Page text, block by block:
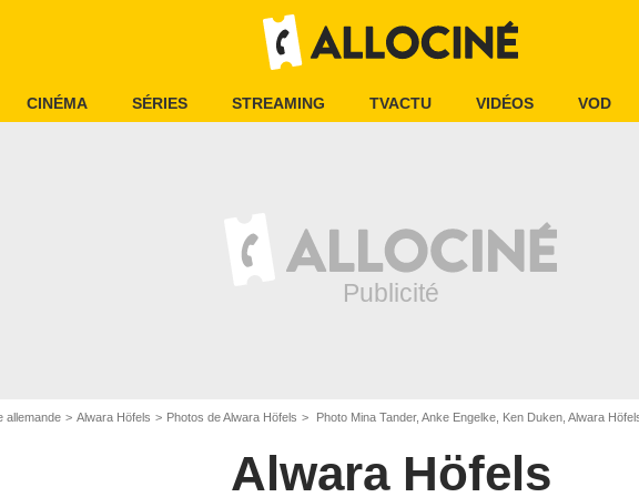
CINÉMA SÉRIES STREAMING TVACTU VIDÉOS VOD
allemande Alwara Höfels Photos de Alwara Höfels Photo Mina Tander, Anke Engelke, Ken Duken, Alwara
Alwara Höfels